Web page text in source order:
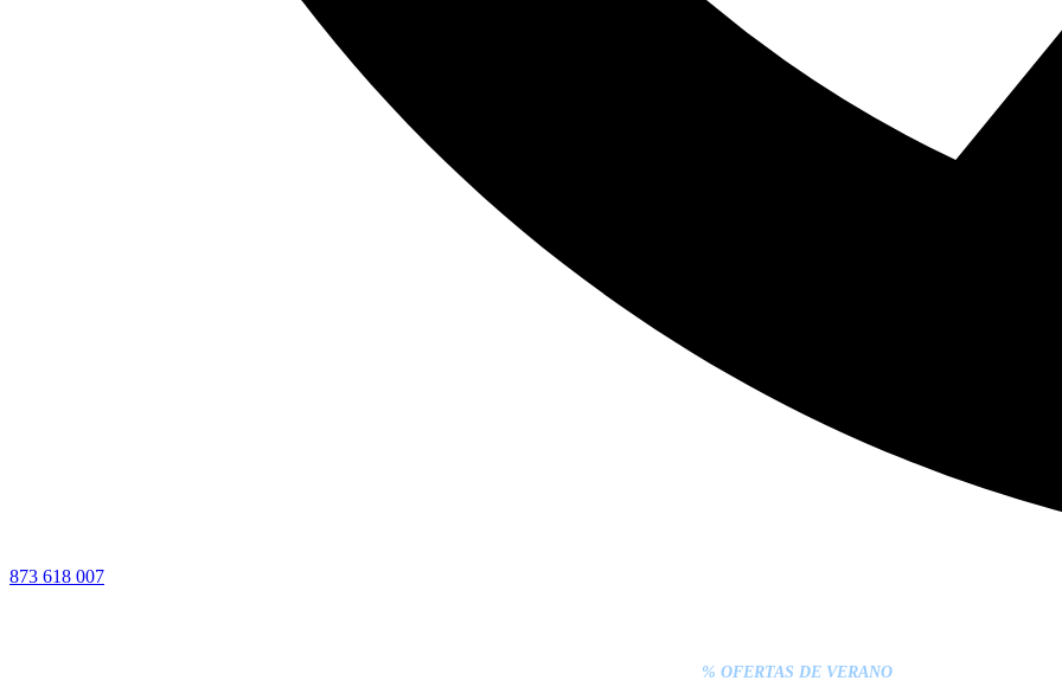
873 618 007
% OFERTAS DE VERANO